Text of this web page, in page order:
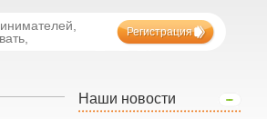
Регистрация
Наши новости